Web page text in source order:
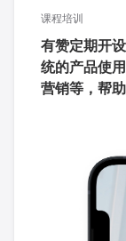
课程培训
有赞定期开
统的产品使
营销等，帮